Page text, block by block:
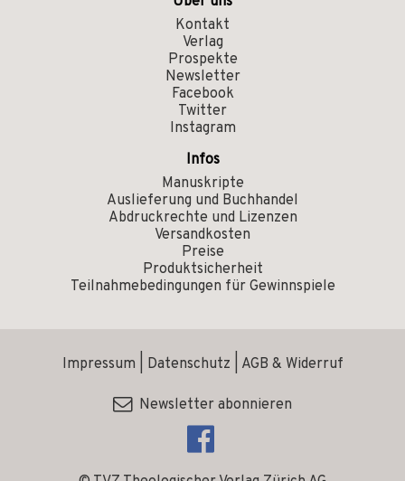
Kontakt
Verlag
Prospekte
Newsletter
Facebook
Twitter
Instagram
Infos
Manuskripte
Auslieferung und Buchhandel
Abdruckrechte und Lizenzen
Versandkosten
Preise
Produktsicherheit
Teilnahmebedingungen für Gewinnspiele
Impressum Datenschutz AGB & Widerruf
Newsletter abonnieren